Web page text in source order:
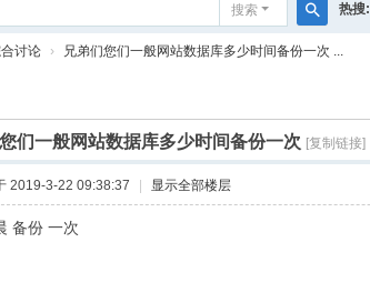
搜索
搜
热搜:
讨论 › 兄弟们您们一般网站数据库多少时间备份一次 ...
们一般网站数据库多少时间备份一次 [复制链接]
2019-3-22 09:38:37 显示全部楼层
备份 一次